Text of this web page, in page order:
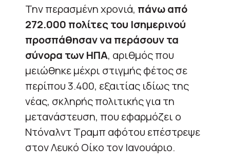
Την περασμένη χρονιά, πάνω από
272.000 πολίτες του Ισημερινού
προσπάθησαν να περάσουν τα
σύνορα των ΗΠΑ, αριθμός που
μειώθηκε μέχρι στιγμής φέτος σε
περίπου 3.400, εξαιτίας ιδίως της
νέας, σκληρής πολιτικής για τη
μετανάστευση, που εφαρμόζει ο
Ντόναλντ Τραμπ αφότου επέστρεψε
στον Λευκό Οίκο τον Ιανουάριο.